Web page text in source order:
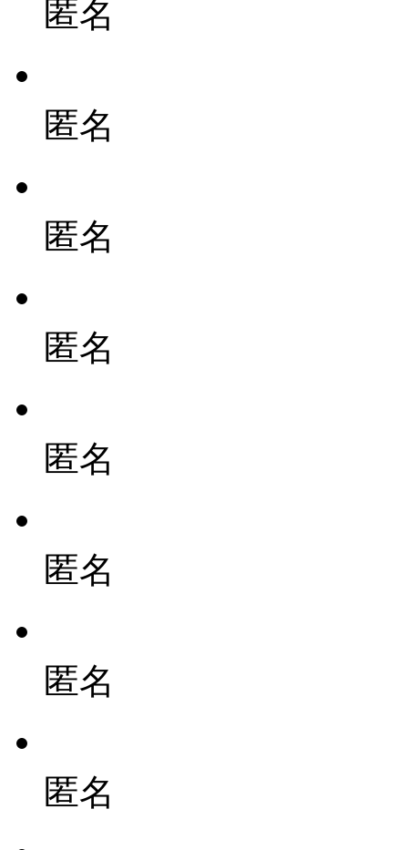
匿名
匿名
匿名
匿名
匿名
匿名
匿名
匿名